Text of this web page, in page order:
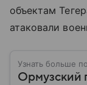
объектам
атаковали
Узнать больше
Ормузский